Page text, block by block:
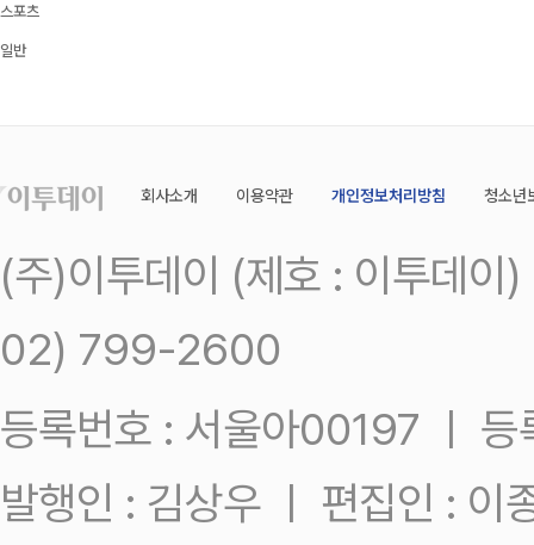
스포츠
일반
회사소개 이용약관 개인정보처리방침 청소년
(주)이투데이 (제호 : 이투데
02) 799-2600
등록번호 : 서울아00197 ㅣ
발행인 : 김상우 ㅣ 편집인 : 이